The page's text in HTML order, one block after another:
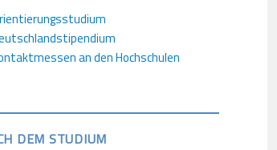
an den Hochschulen
DEM STUDIUM